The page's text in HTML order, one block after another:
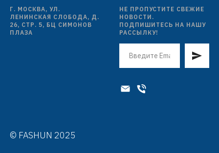
Г. МОСКВА, УЛ.
ЛЕНИНСКАЯ СЛОБОДА, Д.
26, СТР. 5, БЦ СИМОНОВ
ПЛАЗА
НЕ ПРОПУСТИТЕ СВЕЖИЕ
НОВОСТИ.
ПОДПИШИТЕСЬ НА НАШУ
РАССЫЛКУ!
© FASHUN 2025